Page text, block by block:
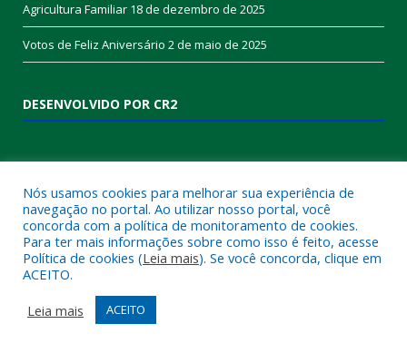
Agricultura Familiar 18 de dezembro de 2025
Votos de Feliz Aniversário 2 de maio de 2025
DESENVOLVIDO POR CR2
Muito mais que
Realizamos umaassessoria
contrato que todas as exigências das
Nós usamos cookies para melhorar sua experiência de
navegação no portal. Ao utilizar nosso portal, você
concorda com a política de monitoramento de cookies.
Para ter mais informações sobre como isso é feito, acesse
Política de cookies (Leia mais). Se você concorda, clique em
ACEITO.
Leia mais
ACEITO